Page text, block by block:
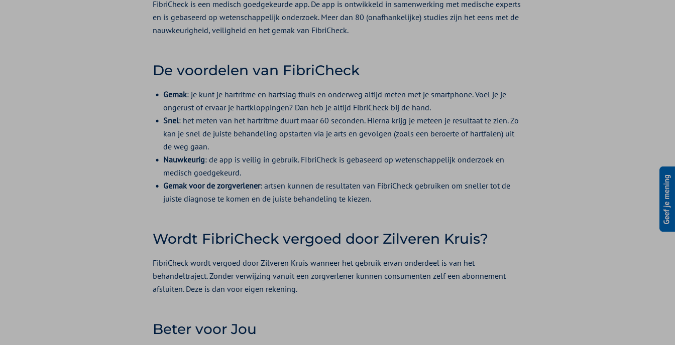
FibriCheck is een medisch goedgekeurde app. De app is ontwikkeld in samenwerking met medische experts
en is gebaseerd op wetenschappelijk onderzoek. Meer dan 80 (onafhankelijke) studies zijn het eens met de
nauwkeurigheid, veiligheid en het gemak van FibriCheck.
De voordelen van FibriCheck
Gemak: je kunt je hartritme en hartslag thuis en onderweg altijd meten met je smartphone. Voel je je
ongerust of ervaar je hartkloppingen? Dan heb je altijd FibriCheck bij de hand.
Snel: het meten van het hartritme duurt maar 60 seconden. Hierna krijg je meteen je resultaat te zien. Zo
kan je snel de juiste behandeling opstarten via je arts en gevolgen (zoals een beroerte of hartfalen) uit
de weg gaan.
Nauwkeurig: de app is veilig in gebruik. FIbriCheck is gebaseerd op wetenschappelijk onderzoek en
medisch goedgekeurd.
Gemak voor de zorgverlener: artsen kunnen de resultaten van FibriCheck gebruiken om sneller tot de
juiste diagnose te komen en de juiste behandeling te kiezen.
Wordt FibriCheck vergoed door Zilveren Kruis?
FibriCheck wordt vergoed door Zilveren Kruis wanneer het gebruik ervan onderdeel is van het
behandeltraject. Zonder verwijzing vanuit een zorgverlener kunnen consumenten zelf een abonnement
afsluiten. Deze is dan voor eigen rekening.
Beter voor Jou